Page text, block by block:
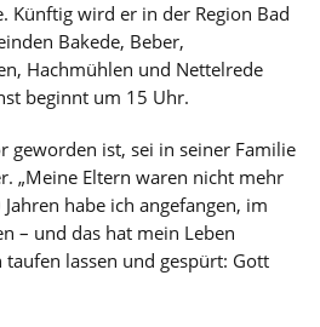
Künftig wird er in der Region Bad
Bakede, Beber,
Hachmühlen und Nettelrede
beginnt um 15 Uhr.
geworden ist, sei in seiner Familie
„Meine Eltern waren nicht mehr
habe ich angefangen, im
– und das hat mein Leben
lassen und gespürt: Gott